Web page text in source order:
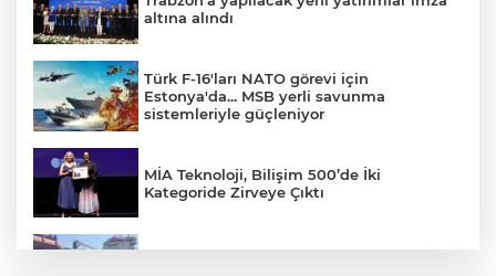
altına alındı
Türk F-16'ları NATO görevi için
Estonya'da... MSB yerli savunma
sistemleriyle güçleniyor
MİA Teknoloji, Bilişim 500’de İki
Kategoride Zirveye Çıktı